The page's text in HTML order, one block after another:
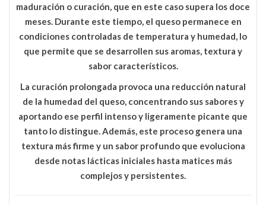
maduración o curación, que en este caso supera los doce
meses. Durante este tiempo, el queso permanece en
condiciones controladas de temperatura y humedad, lo
que permite que se desarrollen sus aromas, textura y
sabor característicos.
La curación prolongada provoca una reducción natural
de la humedad del queso, concentrando sus sabores y
aportando ese perfil intenso y ligeramente picante que
tanto lo distingue. Además, este proceso genera una
textura más firme y un sabor profundo que evoluciona
desde notas lácticas iniciales hasta matices más
complejos y persistentes.